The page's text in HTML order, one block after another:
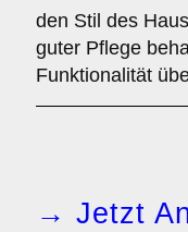
den Stil des
guter Pflege
Funktionalität
→ Jetzt